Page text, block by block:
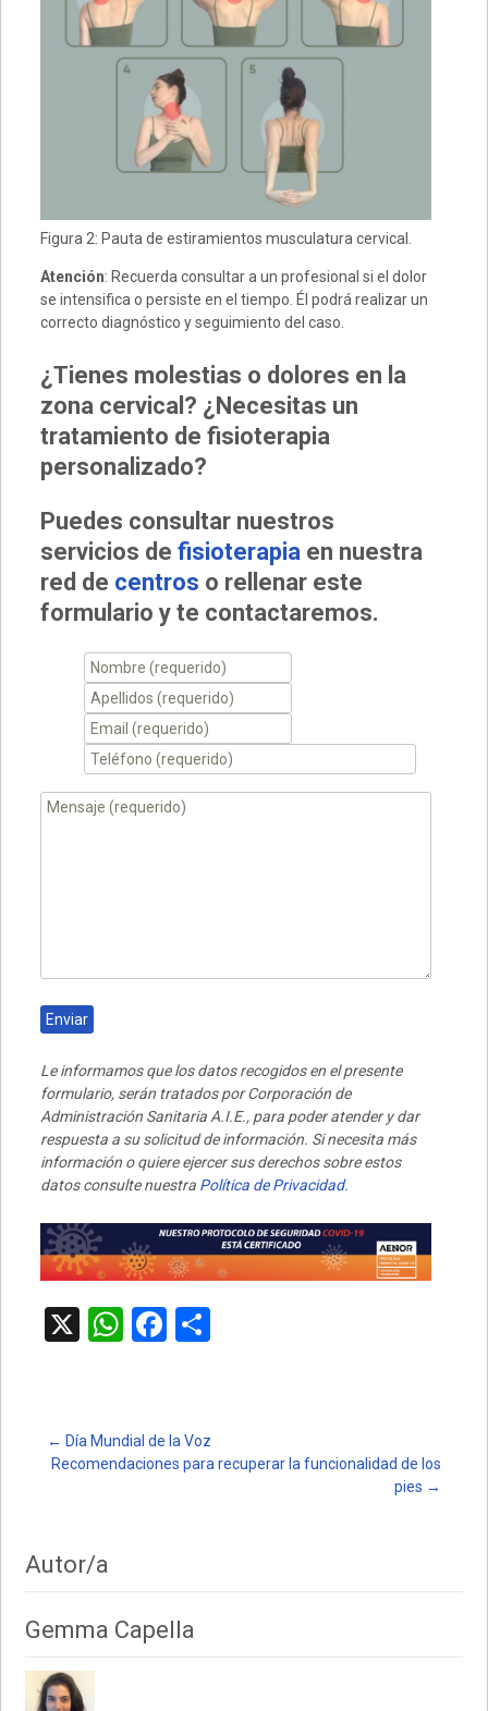
Figura 2: Pauta de estiramientos musculatura cervical.
Atención: Recuerda consultar a un profesional si el dolor
se intensifica o persiste en el tiempo. Él podrá realizar un
correcto diagnóstico y seguimiento del caso.
¿Tienes molestias o dolores en la
zonacervical ? ¿Necesitas un
tratamiento de fisioterapia
personalizado?
Puedes consultar nuestros
servicios de fisioterapiaen nuestra
red de centros o rellenar este
formulario y te contactaremos.
Le informamos que los datos recogidos en el presente
formulario, serán tratados por Corporación de
Administración Sanitaria A.I.E., para poder atender y dar
respuesta a su solicitud de información. Si necesita más
información o quiere ejercer sus derechos sobre estos
datos consulte nuestra Política de Privacidad.
X W
s
A
F
b
o
C
p
ar
Post
← Día Mundial de la Voz
Recomendaciones para recuperar la funcionalidad de los
pies →
Autor/a
Gemma Capella